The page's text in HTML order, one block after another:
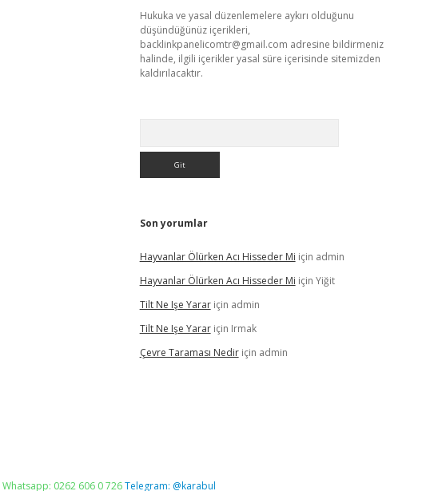
Hukuka ve yasal düzenlemelere aykırı olduğunu
düşündüğünüz içerikleri,
backlinkpanelicomtr@gmail.com adresine bildirmeniz
halinde, ilgili içerikler yasal süre içerisinde sitemizden
kaldırılacaktır.
Son yorumlar
Hayvanlar Ölürken Acı Hisseder Mi için admin
Hayvanlar Ölürken Acı Hisseder Mi için Yiğit
Tilt Ne Işe Yarariçin admin
Tilt Ne Işe Yarariçin Irmak
Çevre Taraması Nediriçin admin
Whatsapp: 0262 606 0 726Telegram: @karabul